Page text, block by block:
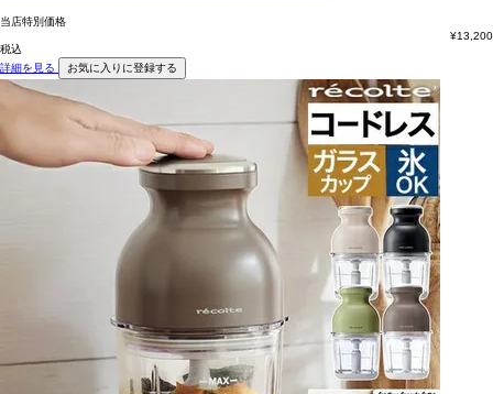
当店特別価格
¥13,200
税込
詳細を見る
お気に入りに登録する